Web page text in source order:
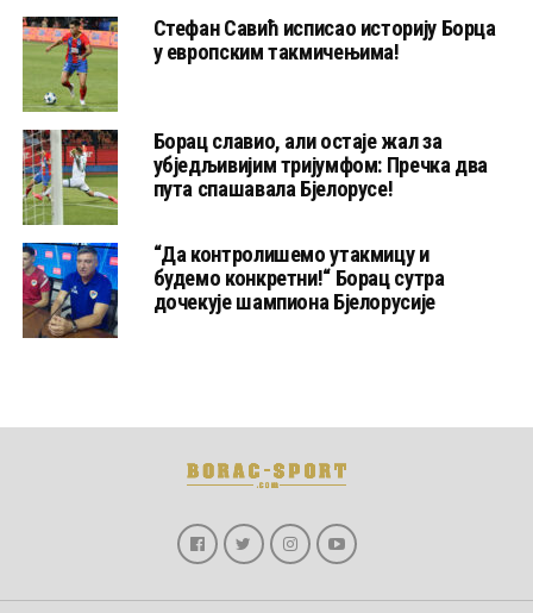
Стефан Савић исписао историју Борца
у европским такмичењима!
Борац славио, али остаје жал за
убједљивијим тријумфом: Пречка два
пута спашавала Бјелорусе!
“Да контролишемо утакмицу и
будемо конкретни!“ Борац сутра
дочекује шампиона Бјелорусије